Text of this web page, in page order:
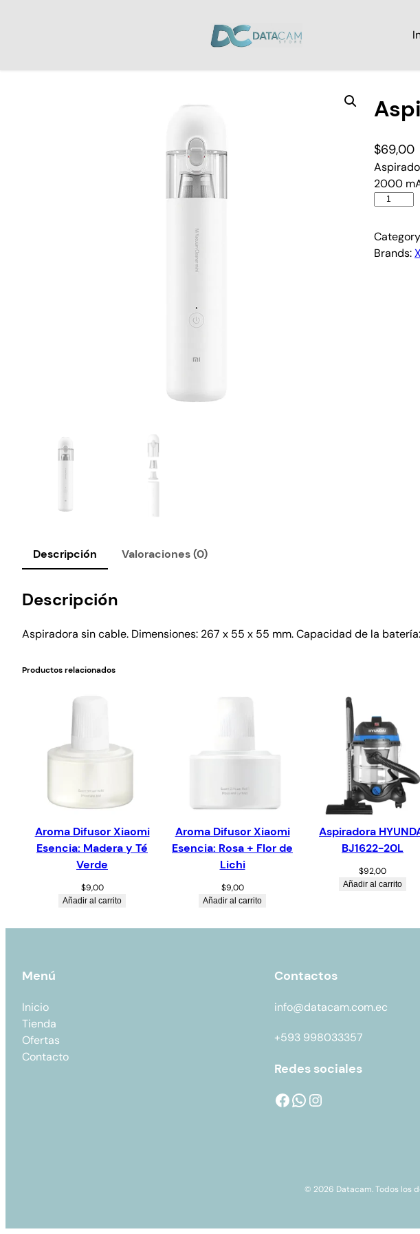
$69,00
2000
Brands:
Descripción Valoraciones (0)
Descripción
Aspiradora sin cable. Dimensiones: 267 x 55 x 55 mm. Capacidad de la
Productos relacionados
Aroma Difusor Xiaomi
Esencia: Madera y Té
Verde
$9,00
Añadir al carrito
Aroma Difusor Xiaomi
Esencia: Rosa + Flor de
Lichi
$9,00
Añadir al carrito
Aspiradora
BJ1622-20L
$92,00
Añadir al carrito
Menú
Inicio
Tienda
Ofertas
Contacto
Contactos
info@datacam.com.ec
+593 998033357
Redes sociales
© 2026 Datacam. Todos los